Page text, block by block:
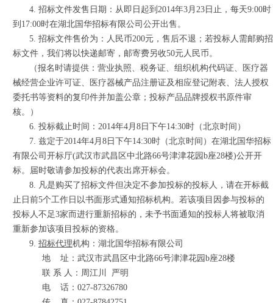
4. 招标文件发售日期：从即日起到2014年3月23日止，每天9:00时
到17:00时在湖北国华招标有限公司公开出售。
5. 招标文件售价为：人民币200元，售后不退；若投标人需邮购招
标文件，我们将以快递邮寄，邮寄费另收50元人民币。
（报名时请提供：营业执照、税务证、组织机构代码证、医疗器
械经营企业许可证、医疗器械产品注册证及相应登记附表、法人授权
委托书等资料的复印件并加盖公章；投标产品品牌授权书原件审
核。）
6. 投标截止时间：2014年4月8日下午14:30时（北京时间）
7. 兹定于2014年4月8日下午14:30时（北京时间）在湖北国华招标
有限公司开标厅(武汉市武昌区中北路66号津津花园b座28楼)公开开
标。届时敬请参加投标的代表出席开标会。
8. 凡是购买了招标文件但决定不参加投标的投标人，请在开标截
止日前5个工作日以书面形式通知招标机构。若该项目因参与投标的
投标人不足3家而进行重新招标的，未予书面通知的投标人将被取消
重新参加该项目投标的资格。
9. 招标代理机构：湖北国华招标有限公司
地
址：武汉市武昌区中北路66号津津花园b座28楼
联 系 人：周江川
严明
电
话：027-87326780